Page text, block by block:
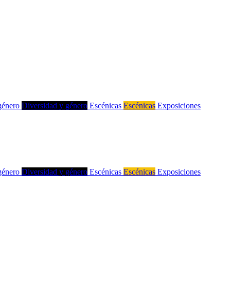
Diversidad y género Escénicas Escénicas Exposiciones
Diversidad y género Escénicas Escénicas Exposiciones